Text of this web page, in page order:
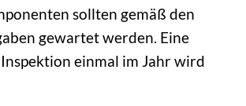
sollten gemäß den
gewartet werden. Eine
einmal im Jahr wird